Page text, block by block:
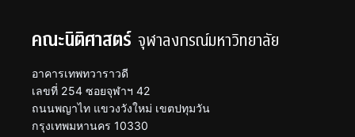
คณะนิติศาสตร์ จุฬาลงกรณ์มหาวิทยาลัย
อาคารเทพทวาราวดี
เลขที่ 254 ซอยจุฬาฯ 42
ถนนพญาไท แขวงวังใหม่ เขตปทุมวัน
กรุงเทพมหานคร 10330